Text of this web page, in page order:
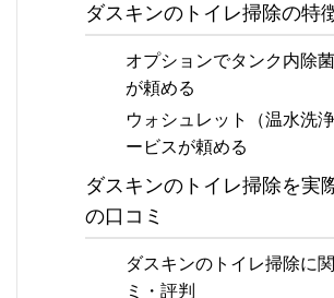
ダスキンのトイレ掃除の特
オプションでタンク内除
が頼める
ウォシュレット（温水洗
ービスが頼める
ダスキンのトイレ掃除を実
の口コミ
ダスキンのトイレ掃除に
ミ・評判